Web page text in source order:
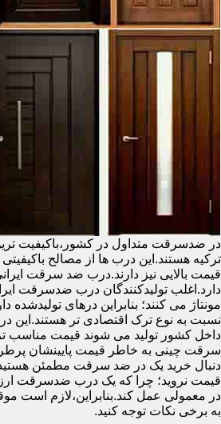
در ضدسرقت متداول در کشور،باکیفیت
ترکیه هستند.این درب ها از مصالح
قیمت بالایی نیز دارند.درب ضد سرقت
دارد.اغلب تولیدکنندگان درب ضدسرقت
مونتاژ می کنند؛ بنابراین درهای تولیدشده
نسبت به نوع ترک اقتصادی تر هستند.این
داخل کشور تولید می شوند قیمت مناسب
سرقت چینی به خاطر قیمت پایینشان
دنبال خرید یک در ضد سرقت مطمئن
قیمت نروید؛ چرا که یک درب ضدسرقت
در معمولی عمل کند.بنابراین،لازم است
به برخی نکات توجه کنید.